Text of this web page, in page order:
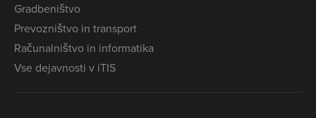
Gradbeništvo
Prevozništvo in transport
Računalništvo in informatika
Vse dejavnosti v iTIS